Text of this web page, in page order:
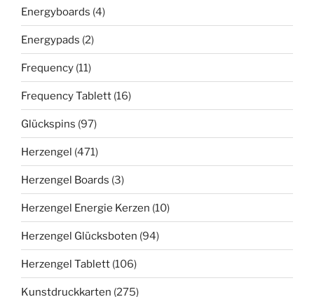
Energyboards (4)
Energypads (2)
Frequency (11)
Frequency Tablett (16)
Glückspins (97)
Herzengel (471)
Herzengel Boards (3)
Herzengel Energie Kerzen (10)
Herzengel Glücksboten (94)
Herzengel Tablett (106)
Kunstdruckkarten (275)